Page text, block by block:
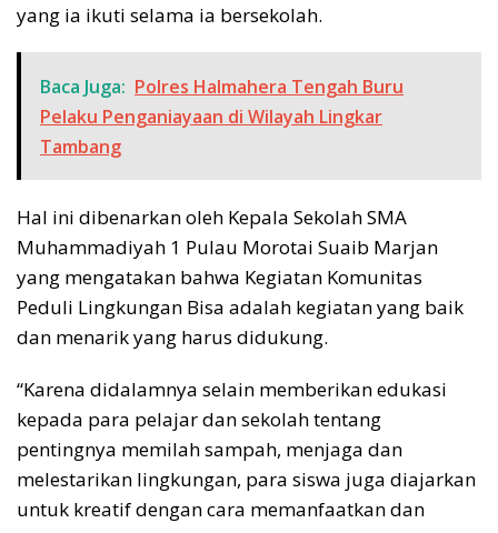
yang ia ikuti selama ia bersekolah.
Baca Juga: Polres Halmahera Tengah Buru
Pelaku Penganiayaan di Wilayah Lingkar
Tambang
Hal ini dibenarkan oleh Kepala Sekolah SMA
Muhammadiyah 1 Pulau Morotai Suaib Marjan
yang mengatakan bahwa Kegiatan Komunitas
Peduli Lingkungan Bisa adalah kegiatan yang baik
dan menarik yang harus didukung.
“Karena didalamnya selain memberikan edukasi
kepada para pelajar dan sekolah tentang
pentingnya memilah sampah, menjaga dan
melestarikan lingkungan, para siswa juga diajarkan
untuk kreatif dengan cara memanfaatkan dan